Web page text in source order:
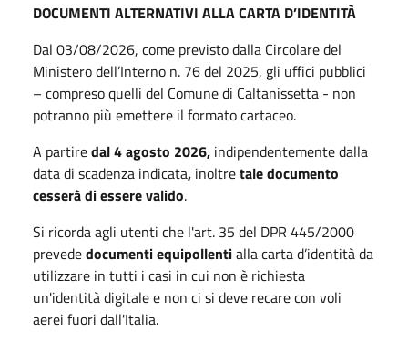
DOCUMENTI ALTERNATIVI ALLA CARTA D’IDENTITÀ
Dal 03/08/2026, come previsto dalla Circolare del
Ministero dell’Interno n. 76 del 2025, gli uffici pubblici
– compreso quelli del Comune di Caltanissetta - non
potranno più emettere il formato cartaceo.
A partiredal 4 agosto 2026, indipendentemente dalla
data di scadenza indicata, inoltretale documento
cesserà di essere valido.
Si ricorda agli utenti che l'art. 35 del DPR 445/2000
prevededocumenti equipollentialla carta d’identità da
utilizzare in tutti i casi in cui non è richiesta
un'identità digitale e non ci si deve recare con voli
aerei fuori dall'Italia.